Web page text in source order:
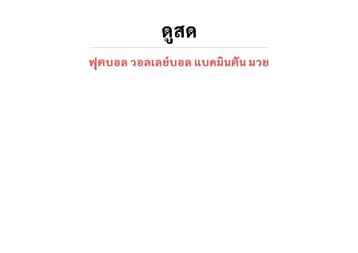
ดูสด
ฟุตบอล วอลเลย์บอล แบดมินตัน มวย